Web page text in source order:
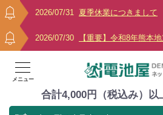
2026/07/31 夏季休業につきまして
2026/07/30 【重要】令和8年熊本
メニュー
合計4,000円（税込み）以